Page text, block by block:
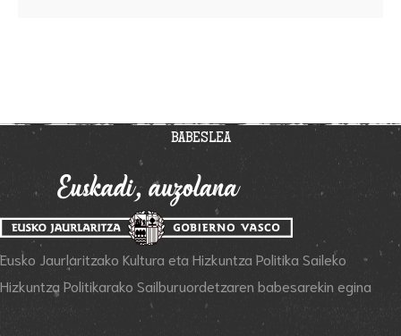
BABESLEA
Eusko Jaurlaritzako Kultura eta Hizkuntza Politika Saileko
Hizkuntza Politikarako Sailburuordetzaren babesarekin egina